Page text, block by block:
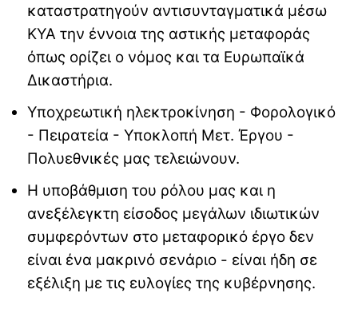
καταστρατηγούν αντισυνταγματικά μέσω
ΚΥΑ την έννοια της αστικής μεταφοράς
όπως ορίζει ο νόμος και τα Ευρωπαϊκά
Δικαστήρια.
Υποχρεωτική ηλεκτροκίνηση - Φορολογικό
- Πειρατεία - Υποκλοπή Μετ. Έργου -
Πολυεθνικές μας τελειώνουν.
Η υποβάθμιση του ρόλου μας και η
ανεξέλεγκτη είσοδος μεγάλων ιδιωτικών
συμφερόντων στο μεταφορικό έργο δεν
είναι ένα μακρινό σενάριο - είναι ήδη σε
εξέλιξη με τις ευλογίες της κυβέρνησης.